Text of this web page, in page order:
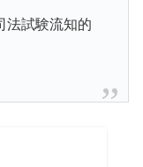
法試験流知的